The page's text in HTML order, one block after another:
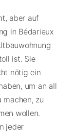
aber auf
in Bédarieux
ist. Sie
nötig ein
um an all
machen, zu
wollen.
jeder